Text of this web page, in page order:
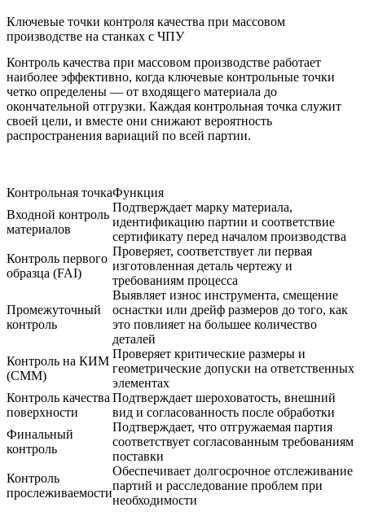
Ключевые точки контроля качества при массовом
производстве на станках с ЧПУ
Контроль качества при массовом производстве работает
наиболее эффективно, когда ключевые контрольные точки
четко определены — от входящего материала до
окончательной отгрузки. Каждая контрольная точка служит
своей цели, и вместе они снижают вероятность
распространения вариаций по всей партии.
Контрольная точкаФункция
Входной контроль
материалов
Подтверждает марку материала,
идентификацию партии и соответствие
сертификату перед началом производства
Контроль первого
образца (FAI)
Проверяет, соответствует ли первая
изготовленная деталь чертежу и
требованиям процесса
Промежуточный
контроль
Выявляет износ инструмента, смещение
оснастки или дрейф размеров до того, как
это повлияет на большее количество
деталей
Контроль на КИМ
(CMM)
Проверяет критические размеры и
геометрические допуски на ответственных
элементах
Контроль качества
поверхности
Подтверждает шероховатость, внешний
вид и согласованность после обработки
Финальный
контроль
Подтверждает, что отгружаемая партия
соответствует согласованным требованиям
поставки
Контроль
прослеживаемости
Обеспечивает долгосрочное отслеживание
партий и расследование проблем при
необходимости